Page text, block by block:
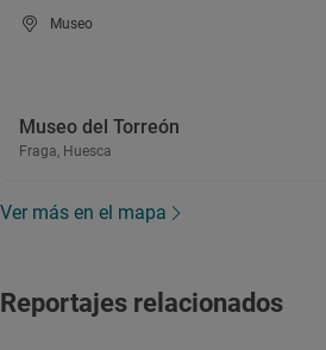
Museo
Museo del Torreón
Fraga, Huesca
Ver más en el mapa
Reportajes relacionados